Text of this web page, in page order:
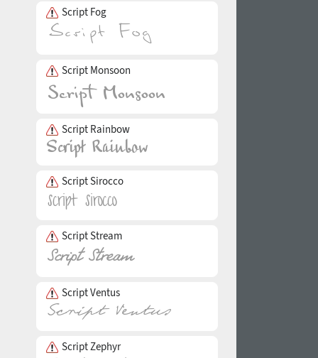
Script Fog
Script Monsoon
Script Rainbow
Script Sirocco
Script Stream
Script Ventus
Script Zephyr